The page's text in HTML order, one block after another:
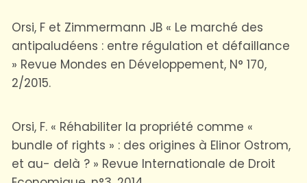
Orsi, F et Zimmermann JB « Le marché des
antipaludéens : entre régulation et défaillance
» Revue Mondes en Développement, N° 170,
2/2015.
Orsi, F. « Réhabiliter la propriété comme «
bundle of rights » : des origines à Elinor Ostrom,
et au- delà ? » Revue Internationale de Droit